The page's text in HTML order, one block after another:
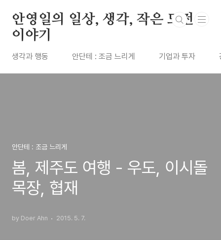
안영일의 일상, 생각, 작은 도전
이야기
생각과 행동 안단테 : 조금 느리게 기업과 투자
안단테 : 조금 느리게
봄, 제주도 여행 - 우도, 이시돌
목장, 협재
by Doer Ahn 2015. 5. 7.